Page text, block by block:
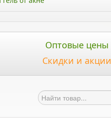
Оптовые цены
Скидки и акции